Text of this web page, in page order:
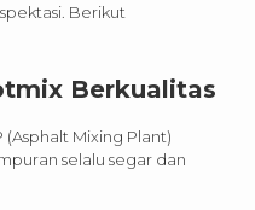
Berikut
Berkualitas
Mixing Plant)
selalu segar dan